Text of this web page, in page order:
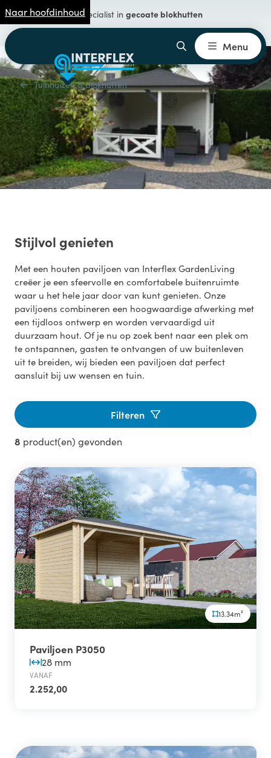
Naar hoofdinhoudSpecialist in gecoate blokhutten
Menu
Tuinhuizen & Blokhutten
Stijlvol genieten
Met een houten paviljoen van Interflex GardenLiving
creëer je een sfeervolle en comfortabele buitenruimte
waar u het hele jaar door van kunt genieten. Onze
paviljoens combineren een hoogwaardige afwerking met
een tijdloos ontwerp en worden vervaardigd uit
duurzaam hout. Of je nu op zoek bent naar een plek om
te ontspannen, gasten te ontvangen of uw buitenleven
uit te breiden, wij bieden een paviljoen dat perfect
aansluit bij uw wensen en tuin.
Filteren
8 product(en) gevonden
13.34m²
Paviljoen P3050
28 mm
VANAF
2.252,00